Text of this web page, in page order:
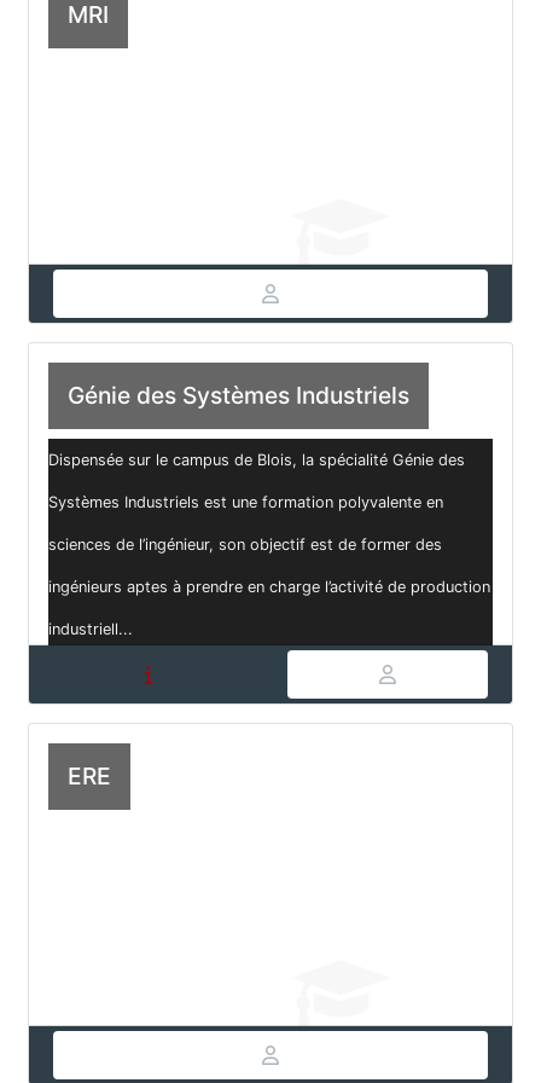
MRI
Génie des Systèmes Industriels
Dispensée sur le campus de Blois, la spécialité Génie des
Systèmes Industriels est une formation polyvalente en
sciences de l’ingénieur, son objectif est de former des
ingénieurs aptes à prendre en charge l’activité de production
industriell...
ERE